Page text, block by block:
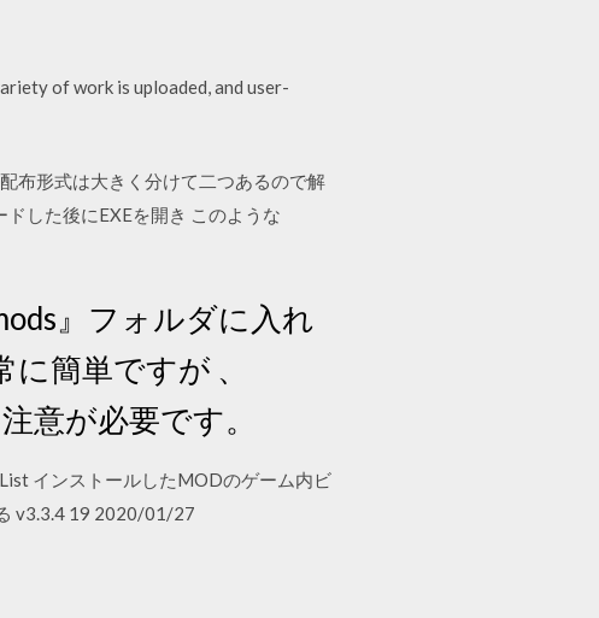
of work is uploaded, and user-
布形式は大きく分けて二つあるので解
した後にEXEを開き このような
』フォルダに入れ
簡単ですが 、
意が必要です。
インストールしたMODのゲーム内ビ
v3.3.4 19 2020/01/27